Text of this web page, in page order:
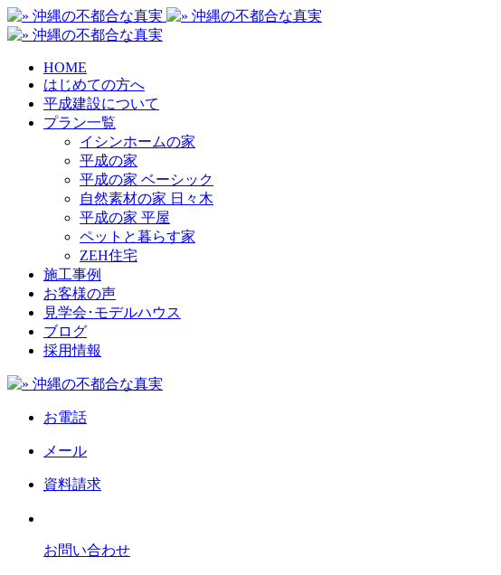
HOME
はじめての方へ
平成建設について
プラン一覧
イシンホームの家
平成の家
平成の家 ベーシック
自然素材の家 日々木
平成の家 平屋
ペットと暮らす家
ZEH住宅
施工事例
お客様の声
見学会･モデルハウス
ブログ
採用情報
お電話
メール
資料請求
お問い合わせ